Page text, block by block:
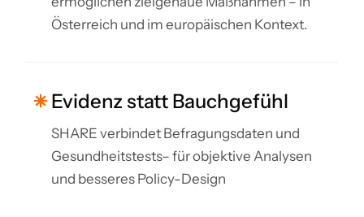
Österreich und im europäischen Kontext.
Evidenz statt Bauchgefühl
SHARE verbindet Befragungsdaten und
Gesundheitstests– für objektive Analysen
und besseres Policy-Design